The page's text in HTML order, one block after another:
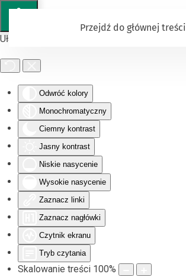
Ułatwienia dostępu
Odwróć kolory
Monochromatyczny
Ciemny kontrast
Jasny kontrast
Niskie nasycenie
Wysokie nasycenie
Zaznacz linki
Zaznacz nagłówki
Czytnik ekranu
Tryb czytania
Skalowanie treści 100%
Przejdź do głównej treści